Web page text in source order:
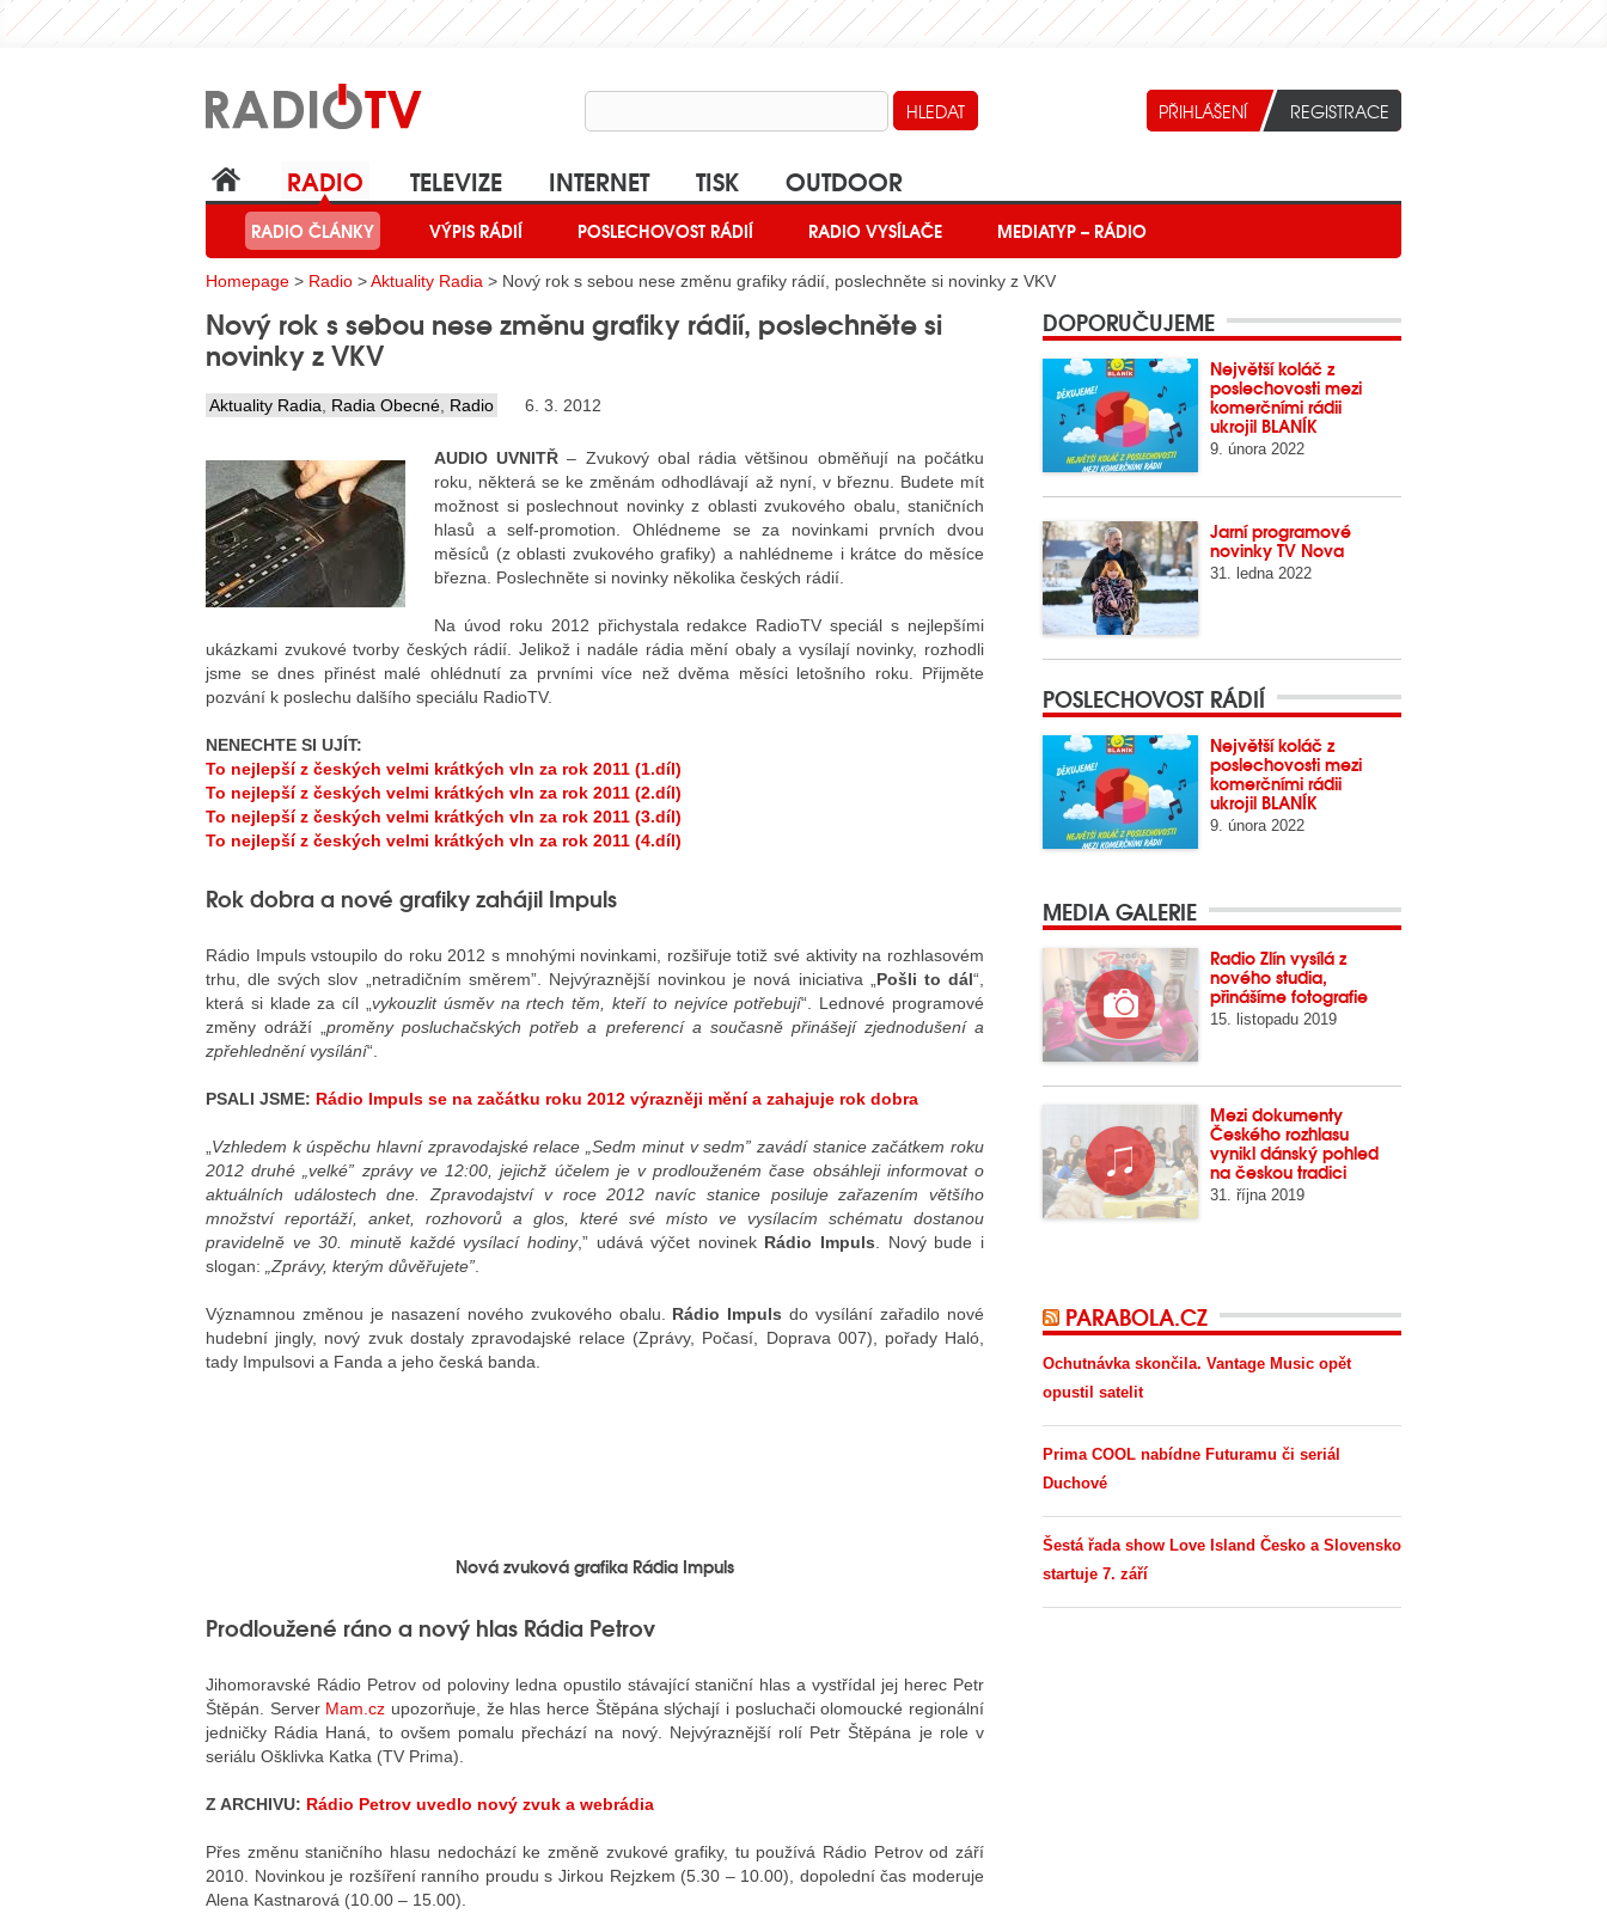
RADIO
RADIO ČLÁNKY VÝPIS RÁDIÍ POSLECHOVOST RÁDIÍ RADIO VYSÍLAČE MEDIATYP – RÁDIO
TELEVIZE INTERNET TISK OUTDOOR
Homepage > Radio >Aktuality Radia > Nový rok s sebou nese změnu grafiky rádií, poslechněte si novinky z VKV
Nový rok s sebou nese změnu grafiky rádií, poslechněte si
novinky z VKV
Aktuality Radia Radia Obecné Radio 6. 3. 2012
AUDIO UVNITŘ– Zvukový obal rádia většinou obměňují na počátku
roku, některá se ke změnám odhodlávají až nyní, v březnu. Budete mít
možnost si poslechnout novinky z oblasti zvukového obalu, staničních
hlasů a self-promotion. Ohlédneme se za novinkami prvních dvou
měsíců (z oblasti zvukového grafiky) a nahlédneme i krátce do měsíce
března. Poslechněte si novinky několika českých rádií.
Na úvod roku 2012 přichystala redakce RadioTV speciál s nejlepšími
ukázkami zvukové tvorby českých rádií. Jelikož i nadále rádia mění obaly a vysílají novinky, rozhodli
jsme se dnes přinést malé ohlédnutí za prvními více než dvěma měsíci letošního roku. Přijměte
pozvání k poslechu dalšího speciálu RadioTV.
NENECHTE SI UJÍT:
To nejlepší z českých velmi krátkých vln za rok 2011 (1.díl)
To nejlepší z českých velmi krátkých vln za rok 2011 (2.díl)
To nejlepší z českých velmi krátkých vln za rok 2011 (3.díl)
To nejlepší z českých velmi krátkých vln za rok 2011 (4.díl)
Rok dobra a nové grafiky zahájil Impuls
Rádio Impuls vstoupilo do roku 2012 s mnohými novinkami, rozšiřuje totiž své aktivity na rozhlasovém
trhu, dle svých slov „netradičním směrem”. Nejvýraznější novinkou je nová iniciativa „ Pošli to dál“,
která si klade za cíl „vykouzlit úsměv na rtech těm, kteří to nejvíce potřebují“. Lednové programové
změny odráží „proměny posluchačských potřeb a preferencí a současně přinášejí zjednodušení a
zpřehlednění vysílání“.
PSALI JSME: Rádio Impuls se na začátku roku 2012 výrazněji mění a zahajuje rok dobra
Vzhledem k úspěchu hlavní zpravodajské relace „Sedm minut v sedm” zavádí stanice začátkem roku
2012 druhé „velké” zprávy ve 12:00, jejichž účelem je v prodlouženém čase obsáhleji informovat o
aktuálních událostech dne. Zpravodajství v roce 2012 navíc stanice posiluje zařazením většího
množství reportáží, anket, rozhovorů a glos, které své místo ve vysílacím schématu dostanou
pravidelně ve 30. minutě každé vysílací hodiny,” udává výčet novinekRádio Impuls . Nový bude i
slogan: „Zprávy, kterým důvěřujete”
Významnou změnou je nasazení nového zvukového obalu. Rádio Impulsdo vysílání zařadilo nové
hudební jingly, nový zvuk dostaly zpravodajské relace (Zprávy, Počasí, Doprava 007), pořady Haló,
tady Impulsovi a Fanda a jeho česká banda.
Nová zvuková grafika Rádia Impuls
Prodloužené ráno a nový hlas Rádia Petrov
Jihomoravské Rádio Petrov od poloviny ledna opustilo stávající staniční hlas a vystřídal jej herec Petr
Štěpán. Server Mam.cz upozorňuje, že hlas herce Štěpána slýchají i posluchači olomoucké regionální
jedničky Rádia Haná, to ovšem pomalu přechází na nový. Nejvýraznější rolí Petr Štěpána je role v
seriálu Ošklivka Katka (TV Prima).
Z ARCHIVU: Rádio Petrov uvedlo nový zvuk a webrádia
Přes změnu staničního hlasu nedochází ke změně zvukové grafiky, tu používá Rádio Petrov od září
2010. Novinkou je rozšíření ranního proudu s Jirkou Rejzkem (5.30 – 10.00), dopolední čas moderuje
Alena Kastnarová (10.00 – 15.00).
DOPORUČUJEME
Největší koláč z
poslechovosti mezi
komerčními rádii
ukrojil BLANÍK
9. února 2022
Jarní programové
novinky TV Nova
31. ledna 2022
POSLECHOVOST RÁDIÍ
Největší koláč z
poslechovosti mezi
komerčními rádii
ukrojil BLANÍK
9. února 2022
MEDIA GALERIE
Radio Zlín vysílá z
nového studia,
přinášíme fotografie
15. listopadu 2019
Mezi dokumenty
Českého rozhlasu
vynikl dánský pohled
na českou tradici
31. října 2019
PARABOLA.CZ
Ochutnávka skončila. Vantage Music opět
opustil satelit
Prima COOL nabídne Futuramu či seriál
Duchové
Šestá řada show Love Island Česko a Slovensko
startuje 7. září